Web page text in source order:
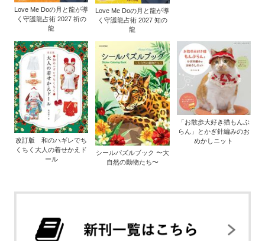
Love Me Doの月と龍が導
く守護龍占術 2027 祈の
龍
Love Me Doの月と龍が導
く守護龍占術 2027 知の
龍
改訂版 和のハギレでち
くちく大人の着せかえド
ール
シールパズルブック 〜大
自然の動物たち〜
「お散歩大好き猫もんぶ
らん」とかぎ針編みのお
めかしニット